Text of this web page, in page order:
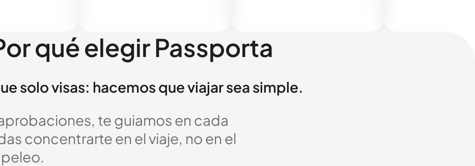
qué elegir Passporta
solo visas: hacemos que viajar sea simple.
te guiamos en cada
concentrarte en el viaje, no en el